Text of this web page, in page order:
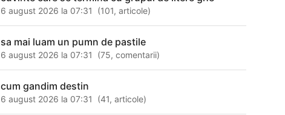
6 august 2026 la 07:31 (101,articole)
sa mai luam un pumn de pastile
6 august 2026 la 07:31 (75,comentarii)
cum gandim destin
6 august 2026 la 07:31 (41,articole)